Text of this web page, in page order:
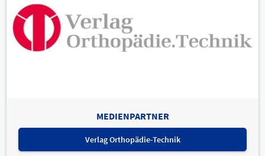
MEDIENPARTNER
Verlag Orthopädie-Technik